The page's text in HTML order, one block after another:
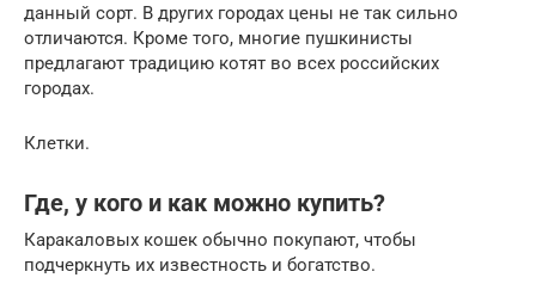
данный сорт. В других городах цены не так сильно
отличаются. Кроме того, многие пушкинисты
предлагают традицию котят во всех российских
городах.
Клетки.
Где, у кого и как можно купить?
Каракаловых кошек обычно покупают, чтобы
подчеркнуть их известность и богатство.